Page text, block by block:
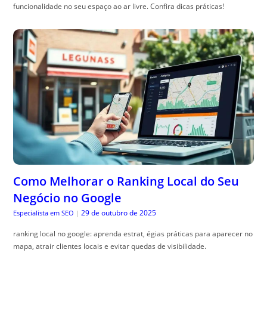
funcionalidade no seu espaço ao ar livre. Confira dicas práticas!
Como Melhorar o Ranking Local do Seu
Negócio no Google
Especialista em SEO | 29 de outubro de 2025
ranking local no google: aprenda estrat, égias práticas para aparecer no
mapa, atrair clientes locais e evitar quedas de visibilidade.